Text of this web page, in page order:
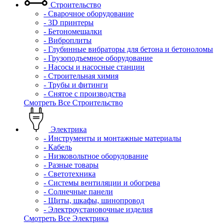
Строительство
- Сварочное оборудование
- 3D принтеры
- Бетономешалки
- Виброплиты
- Глубинные вибраторы для бетона и бетоноломы
- Грузоподъемное оборудование
- Насосы и насосные станции
- Строительная химия
- Трубы и фитинги
- Снятое с производства
Смотреть Все Строительство
Электрика
- Инструменты и монтажные материалы
- Кабель
- Низковольтное оборудование
- Разные товары
- Светотехника
- Системы вентиляции и обогрева
- Солнечные панели
- Щиты, шкафы, шинопровод
- Электроустановочные изделия
Смотреть Все Электрика